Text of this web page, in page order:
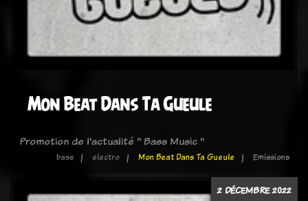
Mon Beat Dans Ta Gueule
Promotion de l'actualité " Bass Music "
bass electro Mon Beat Dans Ta Gueule Emissions
2 DÉCEMBRE 2022